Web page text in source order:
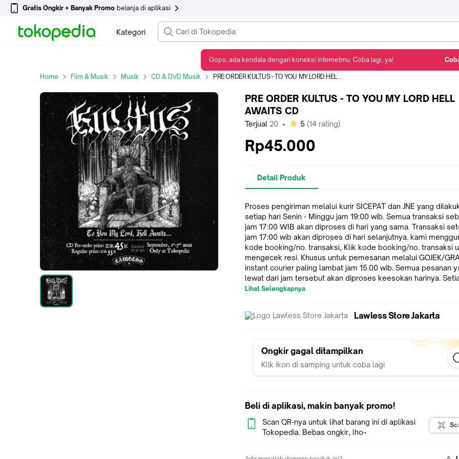
Gratis Ongkir + Banyak Promo belanja di aplikasi
Kategori
Home Film & Musik Musik CD & DVD Musik PRE ORDER KULTUS - TO YOU MY LORD HELL AWAITS CD
PRE ORDER KULTUS - TO YOU MY LORD HELL
AWAITS CD
Terjual 20 • bintang
5 (14 rating)
Rp45.000
Detail Produk
Proses pengiriman melalui kurir SICEPAT dan JNE yang
setiap hari Senin - Minggu jam 19:00 wib. Semua transaksi
jam 17:00 WIB akan diproses di hari yang sama. Transaksi
jam 17:00 wib akan diproses di hari selanjutnya. kami
kode booking/no. transaksi, Klik kode booking/no. transaksi
mengecek resi. Khusus untuk pemesanan melalui GOJEK/
instant courier paling lambat jam 15.00 wib. Semua pesanan
lewat dari jam tersebut akan diproses keesokan harinya.
artikel yang kita upload dilengkapi dengan Size chart. Mohon
size chart berbeda untuk setiap jenis artikel. Mohon rekam
keluhan/kekurangan barang yang tidak di sertai rekaman
dapat kami layani.
Lihat Selengkapnya
Lawless Store Jakarta
Ongkir gagal ditampilkan
Klik ikon di samping untuk coba lagi
Beli di aplikasi, makin banyak promo!
Scan QR-nya untuk lihat barang ini di aplikasi
Tokopedia. Bebas ongkir, lho~
Oops, ada kendala dengan koneksi internetmu. Coba lagi, ya!